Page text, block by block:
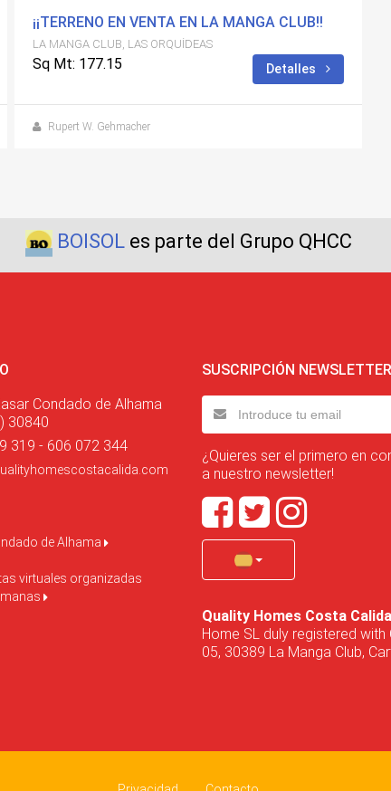
¡¡TERRENO EN VENTA EN LA MANGA CLUB!!
LA MANGA CLUB, LAS ORQUÍDEAS
Sq Mt: 177.15 Detalles
Rupert W. Gehmacher
BOISOLes parte del Grupo QHCC
Condado de Alhama
30840
319 - 606 072 344
de Alhama
virtuales organizadas
SUSCRIPCIÓN NEWSLETTER
¿Quieres ser el primero en
a nuestro newsletter!
Quality Homes Costa Calida
Home SL duly registered
05, 30389 La Manga Club,